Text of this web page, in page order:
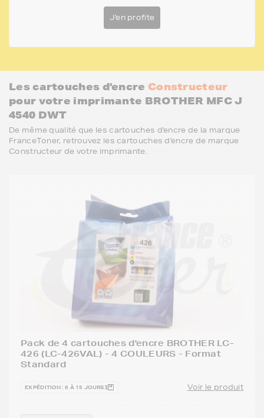
J'en profite
Les cartouches d'encre Constructeur
pour votre imprimante BROTHER MFC J
4540 DWT
De même qualité que les cartouches d'encre de la marque
FranceToner, retrouvez les cartouches d'encre de marque
Constructeur de votre imprimante.
Pack de 4 cartouches d'encre BROTHER LC-
426 (LC-426VAL) - 4 COULEURS - Format
Standard
EXPÉDITION : 6 À 15 JOURS Voir le produit